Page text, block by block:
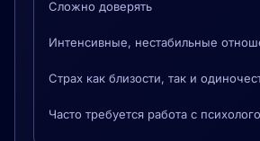
Сложно доверять
Интенсивные, нестабильные
Страх как близости, так и
Часто требуется работа с